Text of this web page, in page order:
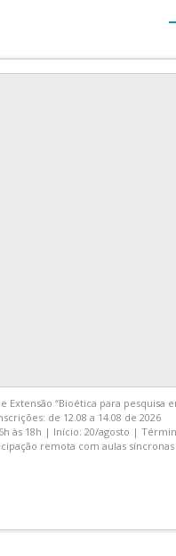
é proativo e gostaria de passar
um evento científico? Pois essa
recrutando novos integrantes
do I SImBI USP. Os